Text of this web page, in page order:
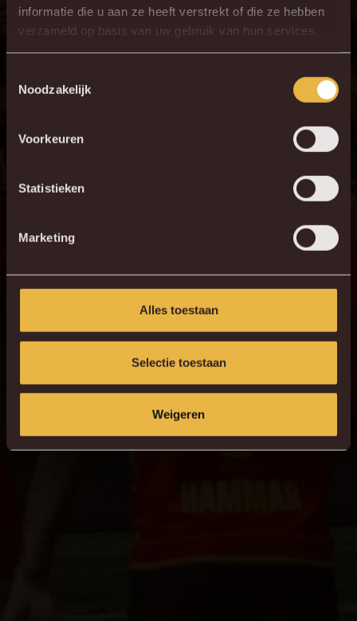
informatie die u aan ze heeft verstrekt of die ze hebben
verzameld op basis van uw gebruik van hun services.
Noodzakelijk
Voorkeuren
Statistieken
Marketing
Alles toestaan
Selectie toestaan
Weigeren